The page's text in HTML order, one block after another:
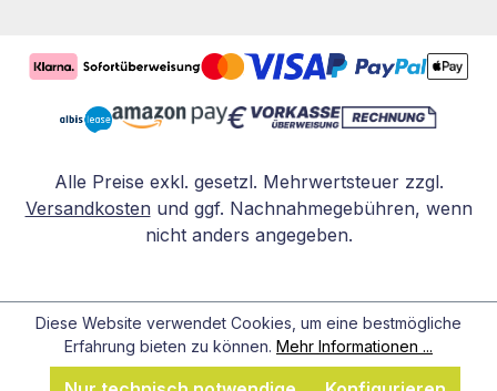
Alle Preise exkl. gesetzl. Mehrwertsteuer zzgl.
Versandkosten und ggf. Nachnahmegebühren, wenn
nicht anders angegeben.
Diese Website verwendet Cookies, um eine bestmögliche
Erfahrung bieten zu können. Mehr Informationen ...